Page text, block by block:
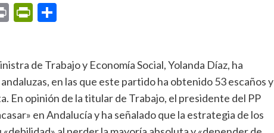
PrintPrintFriendly
en las que este partido ha obtenido 53 escaños y
En opinión de la titular de Trabajo, el presidente del PP
en Andalucía y ha señalado que la estrategia de los